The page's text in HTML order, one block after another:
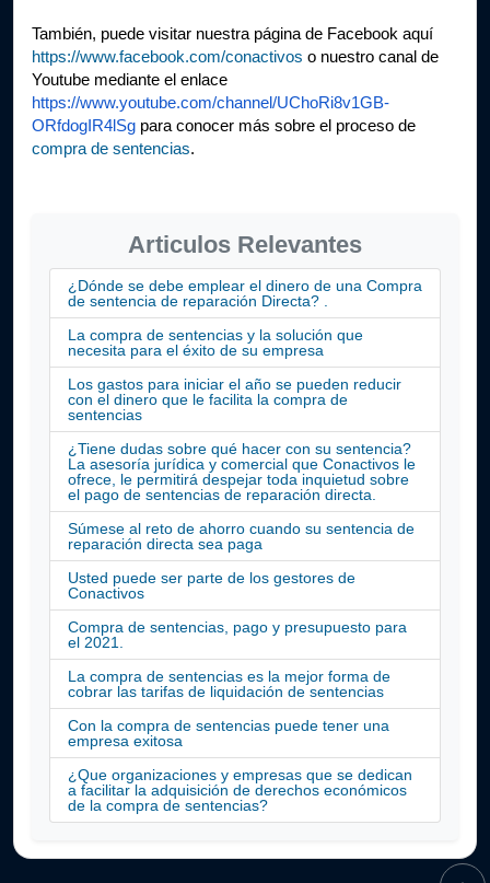
https://www.facebook.com/conactivos o nuestro canal de
https://www.youtube.com/channel/UChoRi8v1GB-
ORfdogIR4lSg
compra de sentencias.
Articulos Relevantes
¿Dónde se debe emplear el dinero de una Compra
de sentencia de reparación Directa? .
La compra de sentencias y la solución que
necesita para el éxito de su empresa
Los gastos para iniciar el año se pueden reducir
con el dinero que le facilita la compra de
sentencias
¿Tiene dudas sobre qué hacer con su sentencia?
La asesoría jurídica y comercial que Conactivos le
ofrece, le permitirá despejar toda inquietud sobre
el pago de sentencias de reparación directa.
Súmese al reto de ahorro cuando su sentencia de
reparación directa sea paga
Usted puede ser parte de los gestores de
Conactivos
Compra de sentencias, pago y presupuesto para
el 2021.
La compra de sentencias es la mejor forma de
cobrar las tarifas de liquidación de sentencias
Con la compra de sentencias puede tener una
empresa exitosa
¿Que organizaciones y empresas que se dedican
a facilitar la adquisición de derechos económicos
de la compra de sentencias?